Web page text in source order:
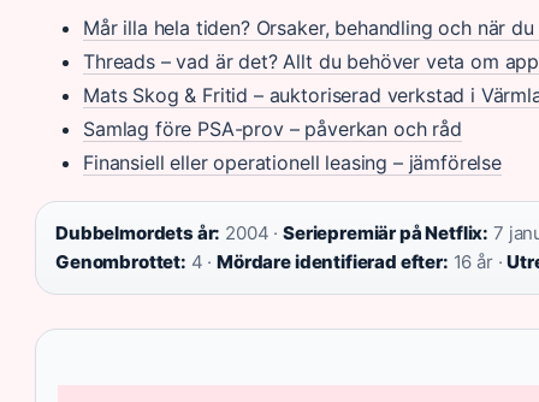
Mår illa hela tiden? Orsaker, behandling och när
Threads – vad är det? Allt du behöver veta om
Mats Skog & Fritid – auktoriserad verkstad i
Samlag före PSA-prov – påverkan och råd
Finansiell eller operationell leasing – jämförelse
Dubbelmordets år: 2004 ·Seriepremiär på Netflix: 7
Genombrottet: 4 ·Mördare identifierad efter: 16 år ·